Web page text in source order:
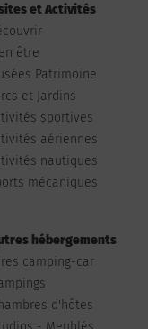
et Activités
être
Patrimoine
et Jardins
sportives
aériennes
nautiques
mécaniques
hébergements
camping-car
d'hôtes